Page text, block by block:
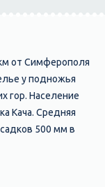
от Симферополя
у подножья
гор. Население
Кача. Средняя
500 мм в